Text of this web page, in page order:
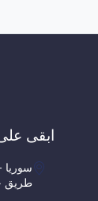
ابقى
سوريا
طريق